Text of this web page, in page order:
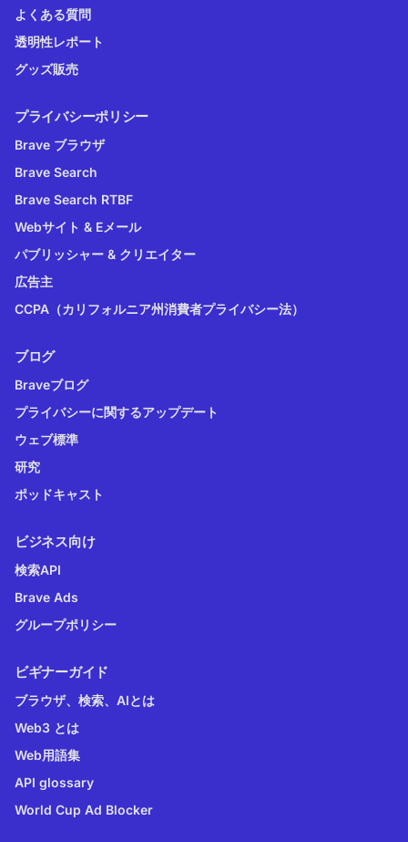
よくある質問
透明性レポート
グッズ販売
プライバシーポリシー
Brave ブラウザ
Brave Search
Brave Search RTBF
Webサイト & Eメール
パブリッシャー & クリエイター
広告主
CCPA（カリフォルニア州消費者プライバシー法）
ブログ
Braveブログ
プライバシーに関するアップデート
ウェブ標準
研究
ポッドキャスト
ビジネス向け
検索API
Brave Ads
グループポリシー
ビギナーガイド
ブラウザ、検索、AIとは
Web3 とは
Web用語集
API glossary
World Cup Ad Blocker